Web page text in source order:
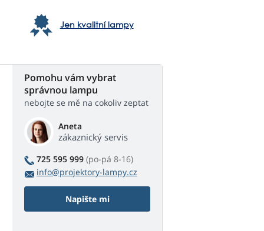
Jen kvalitní lampy
Pomohu vám vybrat
správnou lampu
nebojte se mě na cokoliv zeptat
Aneta
zákaznický servis
725 595 999 (po-pá 8-16)
info@projektory-lampy.cz
Napište mi